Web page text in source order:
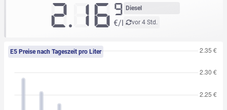
Diesel
vor 4 Std.
2.16 9
€/l
E5 Preise nach Tageszeit pro Liter